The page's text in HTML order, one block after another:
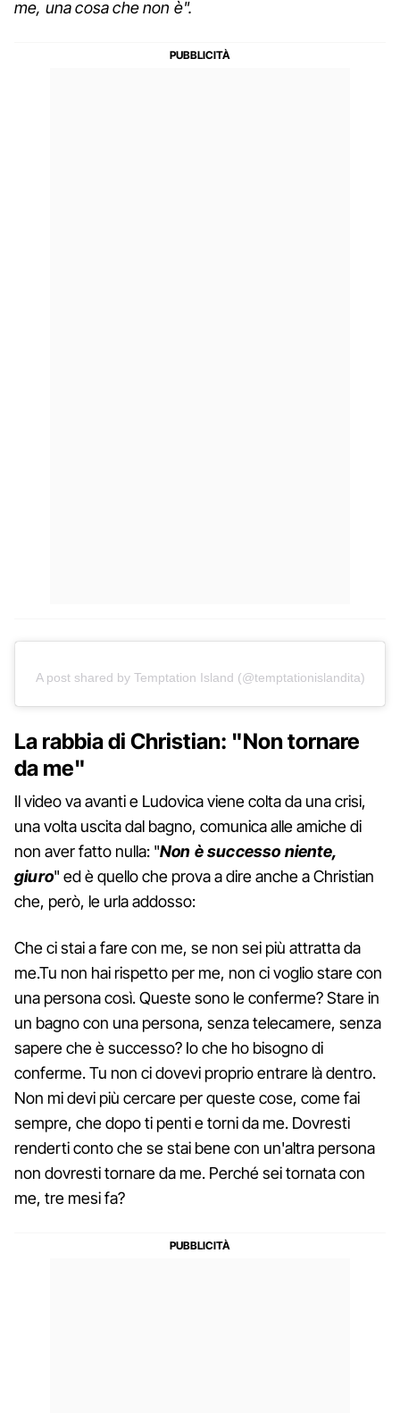
me, una cosa che non è".
A post shared by Temptation Island (@temptationislandita)
La rabbia di Christian: "Non tornare
da me"
Il video va avanti e Ludovica viene colta da una crisi,
una volta uscita dal bagno, comunica alle amiche di
non aver fatto nulla: "Non è successo niente,
giuro" ed è quello che prova a dire anche a Christian
che, però, le urla addosso:
Che ci stai a fare con me, se non sei più attratta da
me.Tu non hai rispetto per me, non ci voglio stare con
una persona così. Queste sono le conferme? Stare in
un bagno con una persona, senza telecamere, senza
sapere che è successo? Io che ho bisogno di
conferme. Tu non ci dovevi proprio entrare là dentro.
Non mi devi più cercare per queste cose, come fai
sempre, che dopo ti penti e torni da me. Dovresti
renderti conto che se stai bene con un'altra persona
non dovresti tornare da me. Perché sei tornata con
me, tre mesi fa?